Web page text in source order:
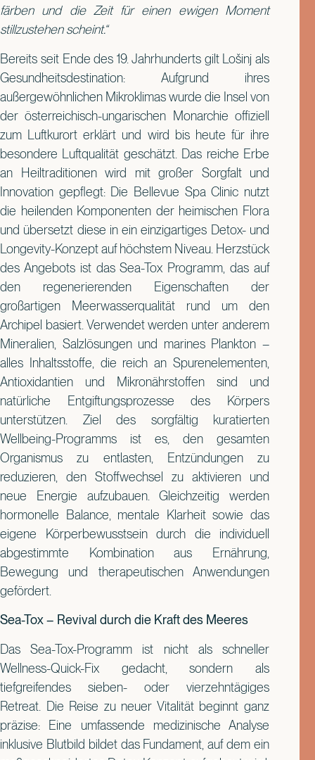
färben und die Zeit für einen ewigen Moment
stillzustehen scheint.“
Bereits seit Ende des 19. Jahrhunderts gilt Lošinj als
Gesundheitsdestination: Aufgrund ihres
außergewöhnlichen Mikroklimas wurde die Insel von
der österreichisch-ungarischen Monarchie offiziell
zum Luftkurort erklärt und wird bis heute für ihre
besondere Luftqualität geschätzt. Das reiche Erbe
an Heiltraditionen wird mit großer Sorgfalt und
Innovation gepflegt: Die Bellevue Spa Clinic nutzt
die heilenden Komponenten der heimischen Flora
und übersetzt diese in ein einzigartiges Detox- und
Longevity-Konzept auf höchstem Niveau. Herzstück
des Angebots ist das Sea-Tox Programm, das auf
den regenerierenden Eigenschaften der
großartigen Meerwasserqualität rund um den
Archipel basiert. Verwendet werden unter anderem
Mineralien, Salzlösungen und marines Plankton –
alles Inhaltsstoffe, die reich an Spurenelementen,
Antioxidantien und Mikronährstoffen sind und
natürliche Entgiftungsprozesse des Körpers
unterstützen. Ziel des sorgfältig kuratierten
Wellbeing-Programms ist es, den gesamten
Organismus zu entlasten, Entzündungen zu
reduzieren, den Stoffwechsel zu aktivieren und
neue Energie aufzubauen. Gleichzeitig werden
hormonelle Balance, mentale Klarheit sowie das
eigene Körperbewusstsein durch die individuell
abgestimmte Kombination aus Ernährung,
Bewegung und therapeutischen Anwendungen
gefördert.
Sea-Tox – Revival durch die Kraft des Meeres
Das Sea-Tox-Programm ist nicht als schneller
Wellness-Quick-Fix gedacht, sondern als
tiefgreifendes sieben- oder vierzehntägiges
Retreat. Die Reise zu neuer Vitalität beginnt ganz
präzise: Eine umfassende medizinische Analyse
inklusive Blutbild bildet das Fundament, auf dem ein